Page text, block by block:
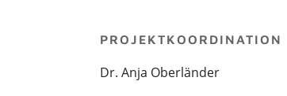
PROJEKTKOORDINATION
Dr. Anja Oberländer